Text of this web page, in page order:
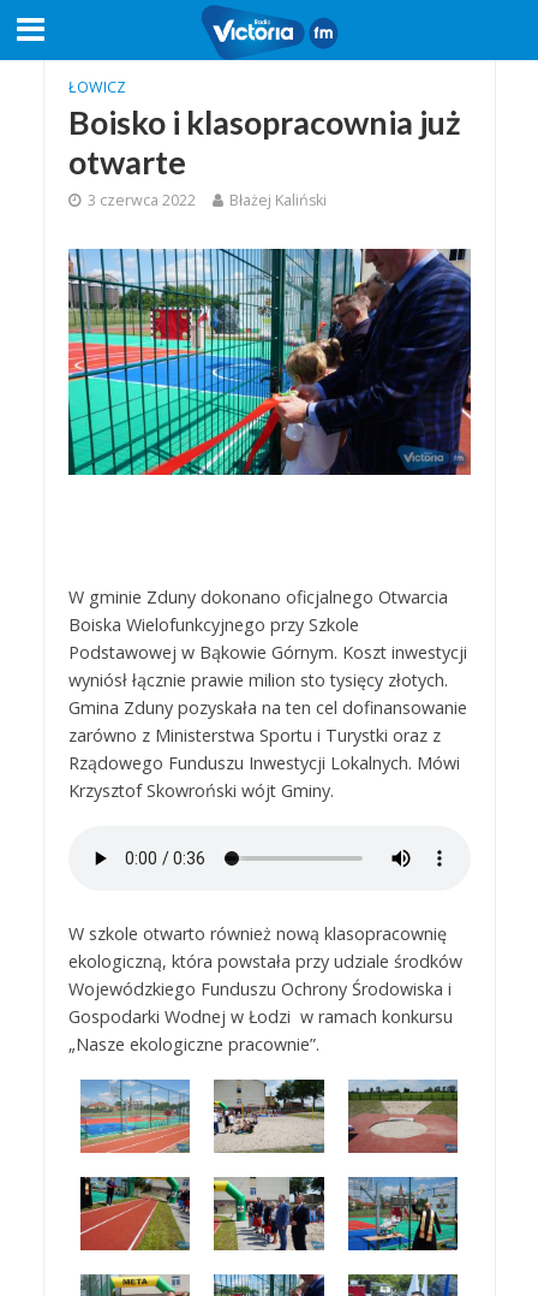
ŁOWICZ
Boisko i klasopracownia już
otwarte
3 czerwca 2022 Błażej Kaliński
W gminie Zduny dokonano oficjalnego Otwarcia
Boiska Wielofunkcyjnego przy Szkole
Podstawowej w Bąkowie Górnym. Koszt inwestycji
wyniósł łącznie prawie milion sto tysięcy złotych.
Gmina Zduny pozyskała na ten cel dofinansowanie
zarówno z Ministerstwa Sportu i Turystki oraz z
Rządowego Funduszu Inwestycji Lokalnych. Mówi
Krzysztof Skowroński wójt Gminy.
W szkole otwarto również nową klasopracownię
ekologiczną, która powstała przy udziale środków
Wojewódzkiego Funduszu Ochrony Środowiska i
Gospodarki Wodnej w Łodzi w ramach konkursu
„Nasze ekologiczne pracownie”.